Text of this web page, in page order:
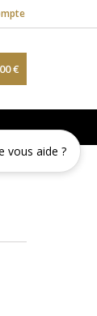
€
vous aide ?